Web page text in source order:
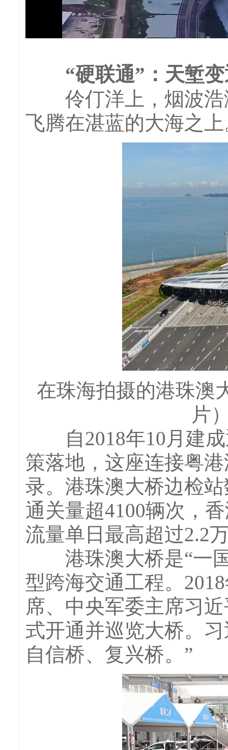
“硬联通”：天堑变
伶仃洋上，烟波浩
飞腾在湛蓝的大海之
在珠海拍摄的港珠澳
片
自2018年10月建成
策落地，这座连接粤
录。港珠澳大桥边检
通关量超4100辆次，
流量单日最高超过2.2
港珠澳大桥是“一国
型跨海交通工程。
席、中央军委主席习
式开通并巡览大桥。
自信桥、复兴桥。”